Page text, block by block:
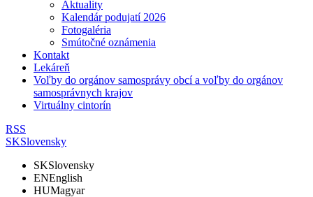
Aktuality
Kalendár podujatí 2026
Fotogaléria
Smútočné oznámenia
Kontakt
Lekáreň
Voľby do orgánov samosprávy obcí a voľby do orgánov
samosprávnych krajov
Virtuálny cintorín
RSS
SKSlovensky
SKSlovensky
ENEnglish
HUMagyar